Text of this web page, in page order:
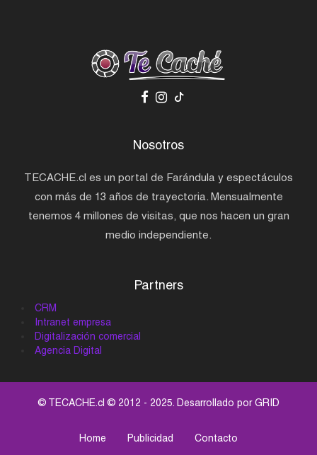
Nosotros
TECACHE.cl es un portal de Farándula y espectáculos
con más de 13 años de trayectoria. Mensualmente
tenemos 4 millones de visitas, que nos hacen un gran
medio independiente.
Partners
CRM
Intranet empresa
Digitalización comercial
Agencia Digital
© TECACHE.cl © 2012 - 2025. Desarrollado porGRID
Home Publicidad Contacto